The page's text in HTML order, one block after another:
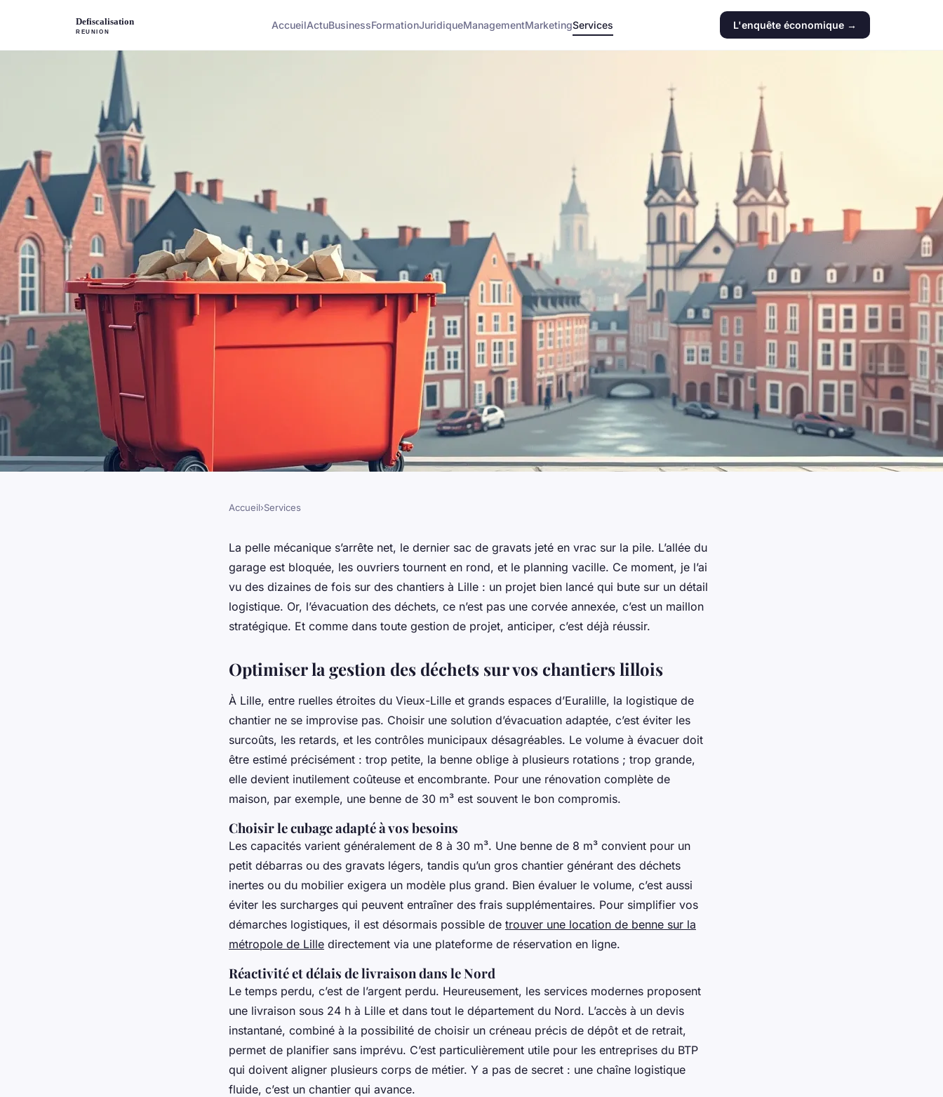
AccueilActuBusinessFormationJuridiqueManagementMarketingServices L'enquête économique →
Louez une benne à Lille pour vos
déchets en toute simplicité
Accueil›Services
La pelle mécanique s’arrête net, le dernier sac de gravats jeté en vrac sur la pile. L’allée du
garage est bloquée, les ouvriers tournent en rond, et le planning vacille. Ce moment, je l’ai
vu des dizaines de fois sur des chantiers à Lille : un projet bien lancé qui bute sur un détail
logistique. Or, l’évacuation des déchets, ce n’est pas une corvée annexée, c’est un maillon
stratégique. Et comme dans toute gestion de projet, anticiper, c’est déjà réussir.
Optimiser la gestion des déchets sur vos chantiers lillois
À Lille, entre ruelles étroites du Vieux-Lille et grands espaces d’Euralille, la logistique de
chantier ne se improvise pas. Choisir une solution d’évacuation adaptée, c’est éviter les
surcoûts, les retards, et les contrôles municipaux désagréables. Le volume à évacuer doit
être estimé précisément : trop petite, la benne oblige à plusieurs rotations ; trop grande,
elle devient inutilement coûteuse et encombrante. Pour une rénovation complète de
maison, par exemple, une benne de 30 m³ est souvent le bon compromis.
Choisir le cubage adapté à vos besoins
Les capacités varient généralement de 8 à 30 m³. Une benne de 8 m³ convient pour un
petit débarras ou des gravats légers, tandis qu’un gros chantier générant des déchets
inertes ou du mobilier exigera un modèle plus grand. Bien évaluer le volume, c’est aussi
éviter les surcharges qui peuvent entraîner des frais supplémentaires. Pour simplifier vos
démarches logistiques, il est désormais possible de trouver une location de benne sur la
métropole de Lille directement via une plateforme de réservation en ligne.
Réactivité et délais de livraison dans le Nord
Le temps perdu, c’est de l’argent perdu. Heureusement, les services modernes proposent
une livraison sous 24 h à Lille et dans tout le département du Nord. L’accès à un devis
instantané, combiné à la possibilité de choisir un créneau précis de dépôt et de retrait,
permet de planifier sans imprévu. C’est particulièrement utile pour les entreprises du BTP
qui doivent aligner plusieurs corps de métier. Y a pas de secret : une chaîne logistique
fluide, c’est un chantier qui avance.